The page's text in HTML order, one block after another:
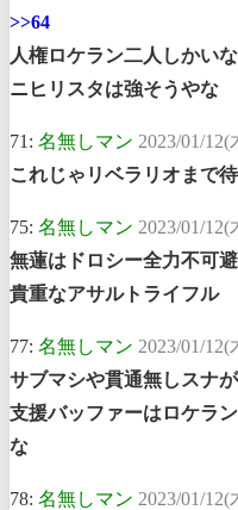
>>64
人権ロケラン二人しかい
ニヒリスタは強そうやな
71: 名無しマン 2023/01/12(
これじゃリベラリオまで
75: 名無しマン 2023/01/12(
無蓮はドロシー全力不可
貴重なアサルトライフル
77: 名無しマン 2023/01/12(
サブマシや貫通無しスナ
支援バッファーはロケラ
な
78: 名無しマン 2023/01/12(